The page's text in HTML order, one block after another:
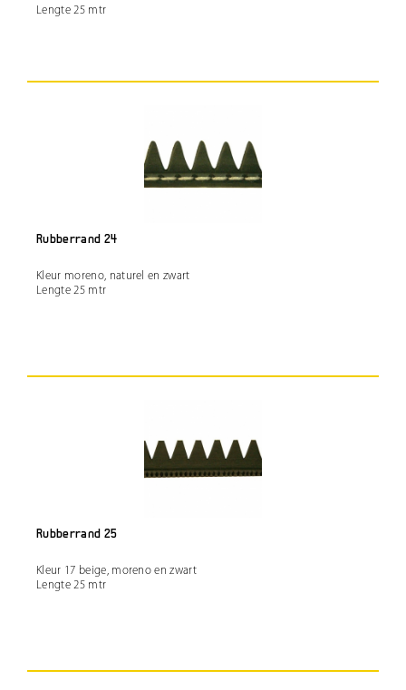
Lengte 25 mtr
Rubberrand 24
Kleur moreno, naturel en zwart
Lengte 25 mtr
Rubberrand 25
Kleur 17 beige, moreno en zwart
Lengte 25 mtr